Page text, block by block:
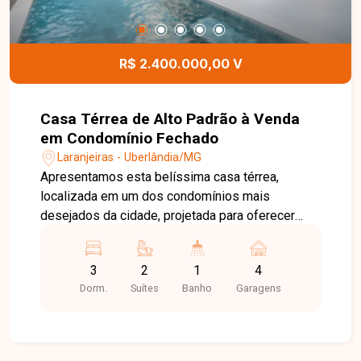
R$ 2.400.000,00 V
Casa Térrea de Alto Padrão à Venda
em Condomínio Fechado
Laranjeiras - Uberlândia/MG
Apresentamos esta belíssima casa térrea,
localizada em um dos condomínios mais
desejados da cidade, projetada para oferecer
detalhe. Com 360 m² de terreno e 191 m² de área
construída, o imóvel possui arquitetura
contemporânea, excelente distribuição dos
3
Dorm.
2
Suítes
1
Banho
4
Garagens